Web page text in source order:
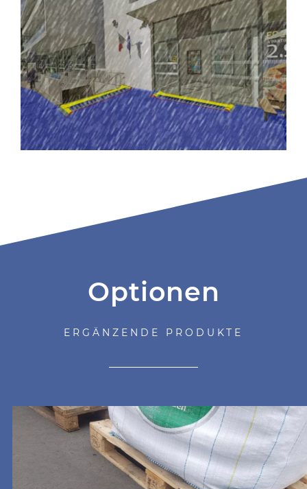
Optionen
ERGÄNZENDE PRODUKTE